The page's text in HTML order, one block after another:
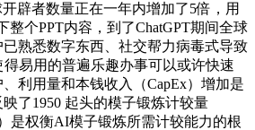
辟者数量正在一年内增加了5倍，用
整个PPT内容，到了ChatGPT期间全球
熟悉数字东西、社交帮力病毒式导致
易用的普遍乐趣办事可以或许快速
利用量和本钱收入（CapEx）增加是
了1950 起头的模子锻炼计较量
是权衡AI模子锻炼所需计较能力的根